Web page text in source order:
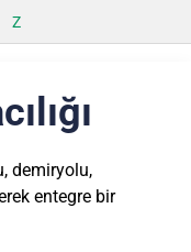
Z
demiryolu,
entegre bir